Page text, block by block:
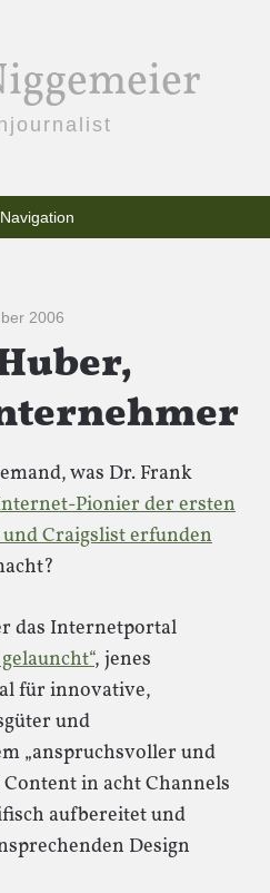
2006
was Dr. Frank
Pionier der ersten
und Craigslist erfunden
das Internetportal
, jenes
für innovative,
und
„anspruchsvoller und
in acht Channels
aufbereitet und
Design